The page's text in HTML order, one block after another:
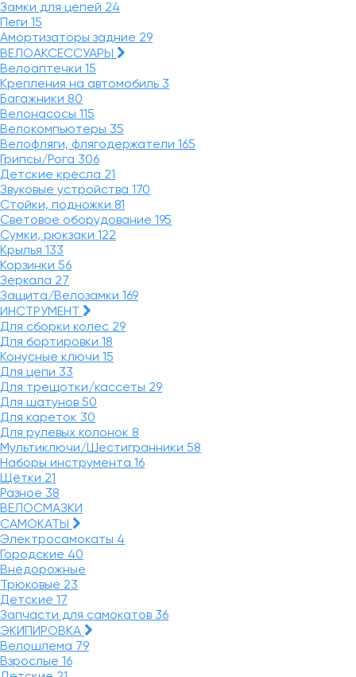
Замки для цепей 24
Пеги 15
Амортизаторы задние 29
ВЕЛОАКСЕССУАРЫ
Велоаптечки 15
Крепления на автомобиль 3
Багажники 80
Велонасосы 115
Велокомпьютеры 35
Велофляги, флягодержатели 165
Грипсы/Рога 306
Детские кресла 21
Звуковые устройства 170
Стойки, подножки 81
Световое оборудование 195
Сумки, рюкзаки 122
Крылья 133
Корзинки 56
Зеркала 27
Защита/Велозамки 169
ИНСТРУМЕНТ
Для сборки колес 29
Для бортировки 18
Конусные ключи 15
Для цепи 33
Для трещотки/кассеты 29
Для шатунов 50
Для кареток 30
Для рулевых колонок 8
Мультиключи/Шестигранники 58
Наборы инструмента 16
Щётки 21
Разное 38
ВЕЛОСМАЗКИ
САМОКАТЫ
Электросамокаты 4
Городские 40
Внедорожные
Трюковые 23
Детские 17
Запчасти для самокатов 36
ЭКИПИРОВКА
Велошлема 79
Взрослые 16